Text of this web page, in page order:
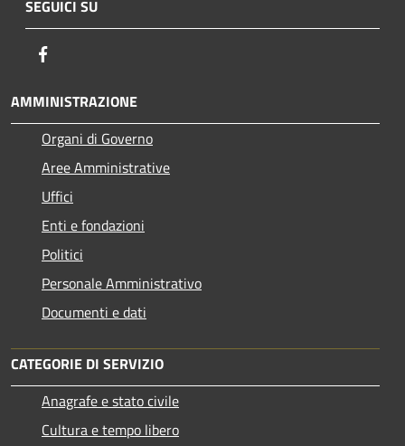
SEGUICI SU
AMMINISTRAZIONE
Organi di Governo
Aree Amministrative
Uffici
Enti e fondazioni
Politici
Personale Amministrativo
Documenti e dati
CATEGORIE DI SERVIZIO
Anagrafe e stato civile
Cultura e tempo libero